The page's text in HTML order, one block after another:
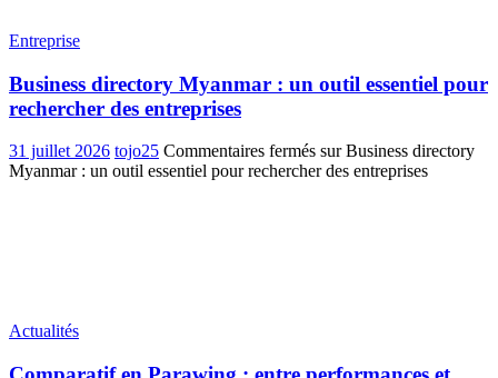
Entreprise
Business directory Myanmar : un outil essentiel pour
rechercher des entreprises
31 juillet 2026 tojo25 Commentaires fermés sur Business directory
Myanmar : un outil essentiel pour rechercher des entreprises
Actualités